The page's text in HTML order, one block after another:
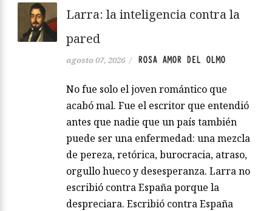
Larra: la inteligencia contra la
pared
agosto 07, 2026 / ROSA AMOR DEL OLMO
No fue solo el joven romántico que
acabó mal. Fue el escritor que entendió
antes que nadie que un país también
puede ser una enfermedad: una mezcla
de pereza, retórica, burocracia, atraso,
orgullo hueco y desesperanza. Larra no
escribió contra España porque la
despreciara. Escribió contra España